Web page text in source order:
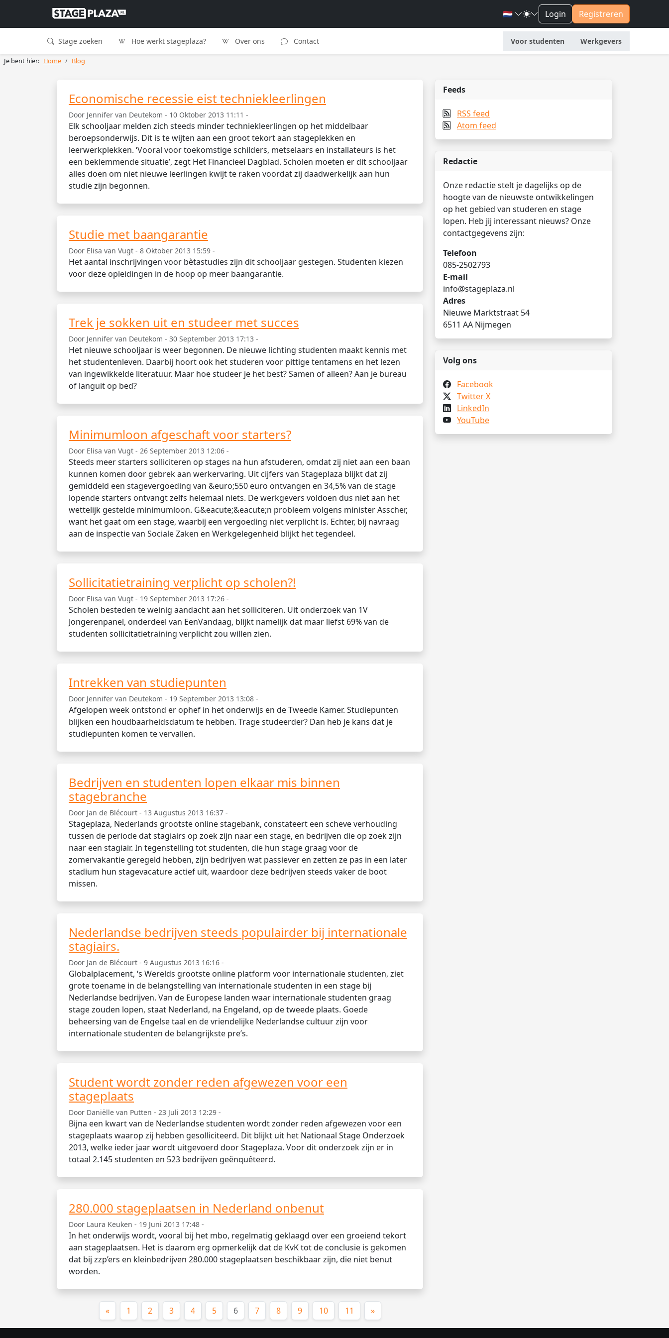
🇳🇱 Login Registreren
Stage zoeken Hoe werkt stageplaza? Over ons Contact Voor studenten Werkgevers
Je bent hier: Home Blog
Economische recessie eist techniekleerlingen
Door Jennifer van Deutekom - 10 Oktober 2013 11:11 -
Elk schooljaar melden zich steeds minder techniekleerlingen op het middelbaar
beroepsonderwijs. Dit is te wijten aan een groot tekort aan stageplekken en
leerwerkplekken. ‘Vooral voor toekomstige schilders, metselaars en installateurs is het
een beklemmende situatie’, zegt Het Financieel Dagblad. Scholen moeten er dit schooljaar
alles doen om niet nieuwe leerlingen kwijt te raken voordat zij daadwerkelijk aan hun
studie zijn begonnen.
Studie met baangarantie
Door Elisa van Vugt - 8 Oktober 2013 15:59 -
Het aantal inschrijvingen voor bètastudies zijn dit schooljaar gestegen. Studenten kiezen
voor deze opleidingen in de hoop op meer baangarantie.
Trek je sokken uit en studeer met succes
Door Jennifer van Deutekom - 30 September 2013 17:13 -
Het nieuwe schooljaar is weer begonnen. De nieuwe lichting studenten maakt kennis met
het studentenleven. Daarbij hoort ook het studeren voor pittige tentamens en het lezen
van ingewikkelde literatuur. Maar hoe studeer je het best? Samen of alleen? Aan je bureau
of languit op bed?
Minimumloon afgeschaft voor starters?
Door Elisa van Vugt - 26 September 2013 12:06 -
Steeds meer starters solliciteren op stages na hun afstuderen, omdat zij niet aan een baan
kunnen komen door gebrek aan werkervaring. Uit cijfers van Stageplaza blijkt dat zij
gemiddeld een stagevergoeding van &euro;550 euro ontvangen en 34,5% van de stage
lopende starters ontvangt zelfs helemaal niets. De werkgevers voldoen dus niet aan het
wettelijk gestelde minimumloon. G&eacute;&eacute;n probleem volgens minister Asscher,
want het gaat om een stage, waarbij een vergoeding niet verplicht is. Echter, bij navraag
aan de inspectie van Sociale Zaken en Werkgelegenheid blijkt het tegendeel.
Sollicitatietraining verplicht op scholen?!
Door Elisa van Vugt - 19 September 2013 17:26 -
Scholen besteden te weinig aandacht aan het solliciteren. Uit onderzoek van 1V
Jongerenpanel, onderdeel van EenVandaag, blijkt namelijk dat maar liefst 69% van de
studenten sollicitatietraining verplicht zou willen zien.
Intrekken van studiepunten
Door Jennifer van Deutekom - 19 September 2013 13:08 -
Afgelopen week ontstond er ophef in het onderwijs en de Tweede Kamer. Studiepunten
blijken een houdbaarheidsdatum te hebben. Trage studeerder? Dan heb je kans dat je
studiepunten komen te vervallen.
Bedrijven en studenten lopen elkaar mis binnen
stagebranche
Door Jan de Blécourt - 13 Augustus 2013 16:37 -
Stageplaza, Nederlands grootste online stagebank, constateert een scheve verhouding
tussen de periode dat stagiairs op zoek zijn naar een stage, en bedrijven die op zoek zijn
naar een stagiair. In tegenstelling tot studenten, die hun stage graag voor de
zomervakantie geregeld hebben, zijn bedrijven wat passiever en zetten ze pas in een later
stadium hun stagevacature actief uit, waardoor deze bedrijven steeds vaker de boot
missen.
Nederlandse bedrijven steeds populairder bij internationale
stagiairs.
Door Jan de Blécourt - 9 Augustus 2013 16:16 -
Globalplacement, ‘s Werelds grootste online platform voor internationale studenten, ziet
grote toename in de belangstelling van internationale studenten in een stage bij
Nederlandse bedrijven. Van de Europese landen waar internationale studenten graag
stage zouden lopen, staat Nederland, na Engeland, op de tweede plaats. Goede
beheersing van de Engelse taal en de vriendelijke Nederlandse cultuur zijn voor
internationale studenten de belangrijkste pre’s.
Student wordt zonder reden afgewezen voor een
stageplaats
Door Daniëlle van Putten - 23 Juli 2013 12:29 -
Bijna een kwart van de Nederlandse studenten wordt zonder reden afgewezen voor een
stageplaats waarop zij hebben gesolliciteerd. Dit blijkt uit het Nationaal Stage Onderzoek
2013, welke ieder jaar wordt uitgevoerd door Stageplaza. Voor dit onderzoek zijn er in
totaal 2.145 studenten en 523 bedrijven geënquêteerd.
280.000 stageplaatsen in Nederland onbenut
Door Laura Keuken - 19 Juni 2013 17:48 -
In het onderwijs wordt, vooral bij het mbo, regelmatig geklaagd over een groeiend tekort
aan stageplaatsen. Het is daarom erg opmerkelijk dat de KvK tot de conclusie is gekomen
dat bij zzp’ers en kleinbedrijven 280.000 stageplaatsen beschikbaar zijn, die niet benut
worden.
« 1 2 3 4 5 6(huidige)
7 8 9 10 11 »
Feeds
RSS feed
Atom feed
Redactie
Onze redactie stelt je dagelijks op de
hoogte van de nieuwste ontwikkelingen
op het gebied van studeren en stage
lopen. Heb jij interessant nieuws? Onze
contactgegevens zijn:
Telefoon
085-2502793
E-mail
info@stageplaza.nl
Adres
Nieuwe Marktstraat 54
6511 AA Nijmegen
Volg ons
Facebook
Twitter X
LinkedIn
YouTube